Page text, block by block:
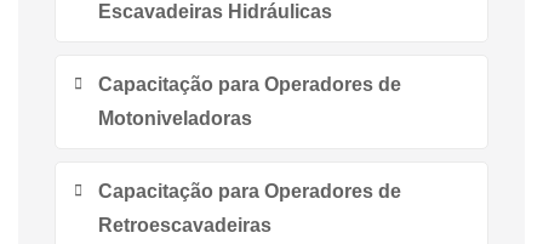
Escavadeiras Hidráulicas
Capacitação para Operadores de
Motoniveladoras
Capacitação para Operadores de
Retroescavadeiras